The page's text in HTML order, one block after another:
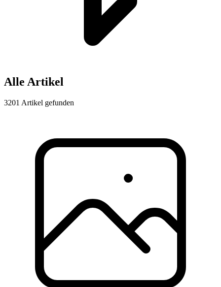
Alle Artikel
3201 Artikel gefunden